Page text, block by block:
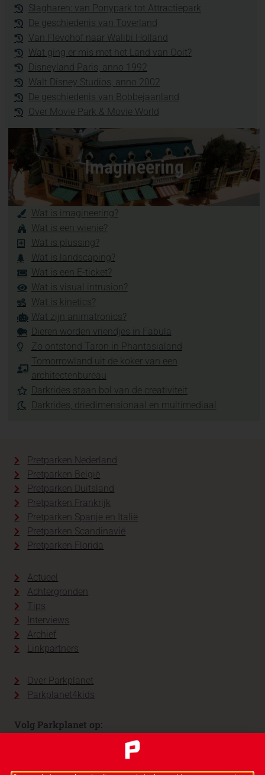
Slagharen: van Ponypark tot Attractiepark
De geschiedenis van Toverland
Van Flevohof naar Walibi Holland
Wat ging er mis met het Land van Ooit?
Disneyland Paris, anno 1992
Walt Disney Studios, anno 2002
De geschiedenis van Bobbejaanland
Over Movie Park & Movie World
Imagineering
Wat is imagineering?
Wat is een wienie?
Wat is plussing?
Wat is landscaping?
Wat is een E-ticket?
Wat is visual intrusion?
Wat is kinetics?
Wat zijn animatronics?
Dieren worden vriendjes in Fabula
Zo ontstond Taron in Phantasialand
Tomorrowland uit de koker van een
architectenbureau
Darkrides staan bol van de creativiteit
Darkrides, driedimensionaal en multimediaal
Pretparken Nederland
Pretparken België
Pretparken Duitsland
Pretparken Frankrijk
Pretparken Spanje en Italië
Pretparken Scandinavië
Pretparken Florida
Actueel
Achtergronden
Tips
Interviews
Archief
Linkpartners
Over Parkplanet
Parkplanet4kids
Volg Parkplanet op: